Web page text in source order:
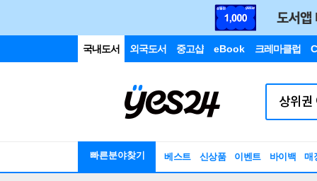
국내도서 외국도서 중고샵 eBook 크레마클럽
빠른분야찾기 베스트 신상품 이벤트 바이백 매